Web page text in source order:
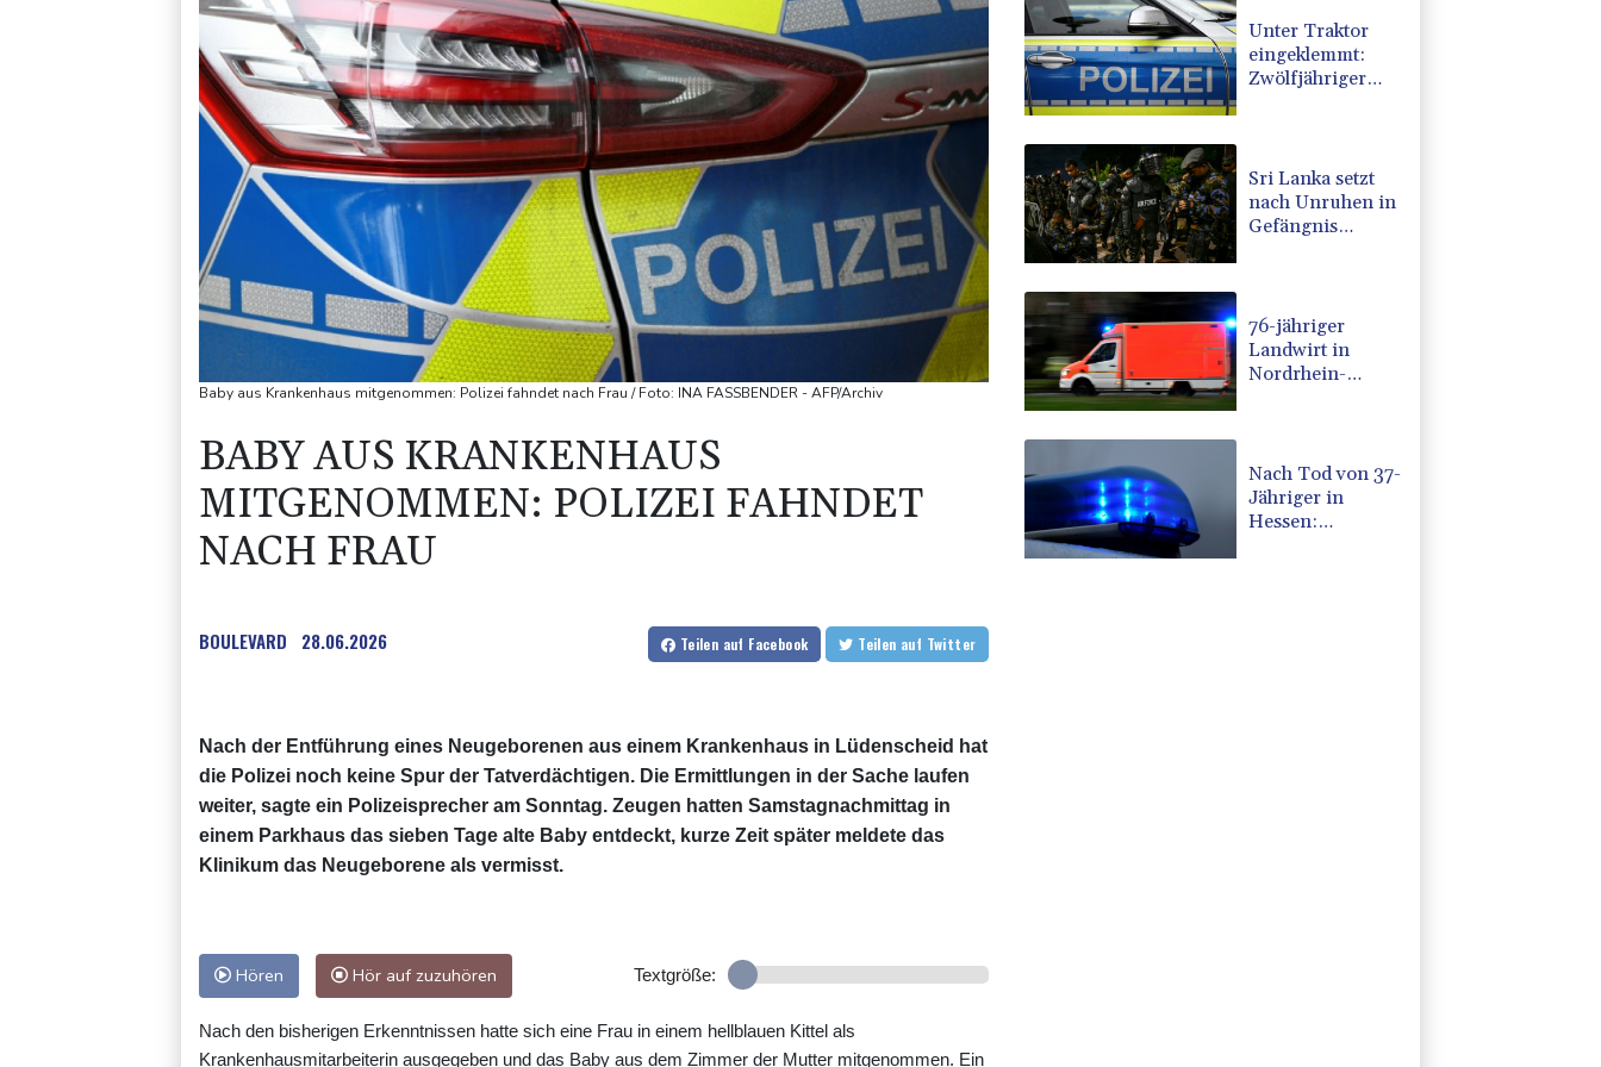
Baby aus Krankenhaus mitgenommen: Polizei fahndet nach Frau / Foto: INA FASSBENDER - AFP/Archiv
BABY AUS KRANKENHAUS
MITGENOMMEN: POLIZEI FAHNDET
NACH FRAU
BOULEVARD 28.06.2026 Teilen auf Facebook Teilen auf Twitter
Nach der Entführung eines Neugeborenen aus einem Krankenhaus in Lüdenscheid hat
die Polizei noch keine Spur der Tatverdächtigen. Die Ermittlungen in der Sache laufen
weiter, sagte ein Polizeisprecher am Sonntag. Zeugen hatten Samstagnachmittag in
einem Parkhaus das sieben Tage alte Baby entdeckt, kurze Zeit später meldete das
Klinikum das Neugeborene als vermisst.
Hören Hör auf zuzuhören Textgröße:
Nach den bisherigen Erkenntnissen hatte sich eine Frau in einem hellblauen Kittel als
Krankenhausmitarbeiterin ausgegeben und das Baby aus dem Zimmer der Mutter mitgenommen. Ein
Unter Traktor
eingeklemmt:
Zwölfjähriger
Sri Lanka setzt
nach Unruhen in
Gefängnis
76-jähriger
Landwirt in
Nordrhein-
Nach Tod von 37-
Jähriger in
Hessen: